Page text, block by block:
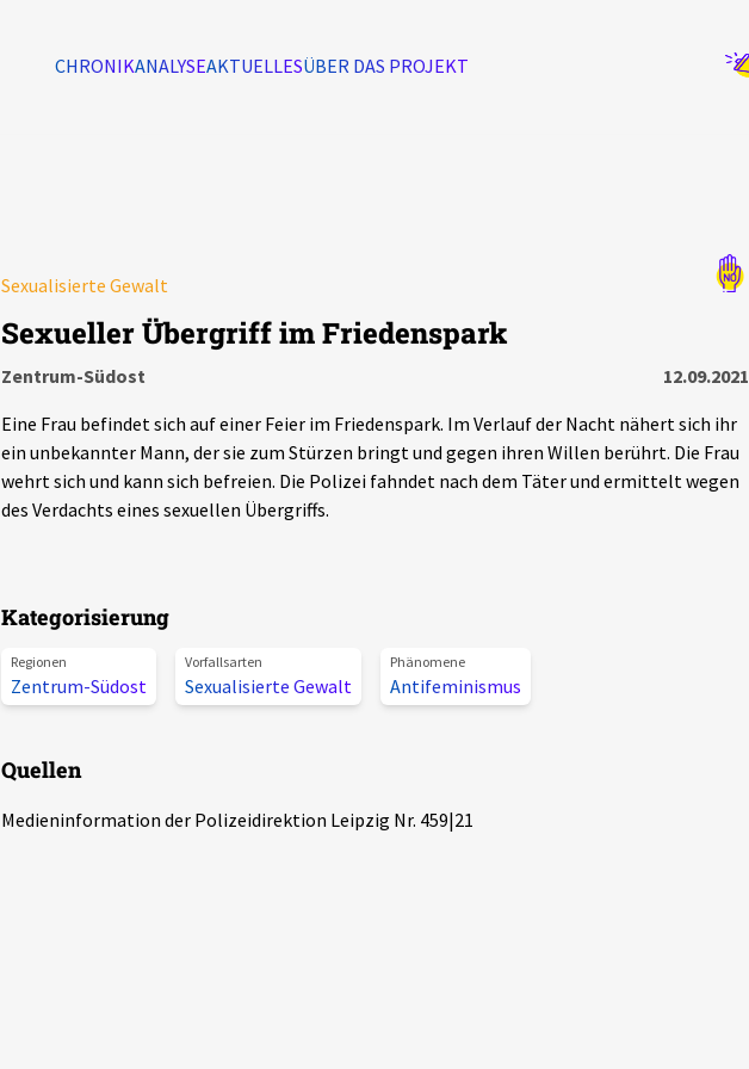
CHRONIKANALYSEAKTUELLESÜBER DAS PROJEKT
Sexualisierte Gewalt
Sexueller Übergriff im Friedenspark
Zentrum-Südost
12.09.2021
Eine Frau befindet sich auf einer Feier im Friedenspark. Im Verlauf der Nacht nähert sich ihr
ein unbekannter Mann, der sie zum Stürzen bringt und gegen ihren Willen berührt. Die Frau
wehrt sich und kann sich befreien. Die Polizei fahndet nach dem Täter und ermittelt wegen
des Verdachts eines sexuellen Übergriffs.
Kategorisierung
Regionen
Zentrum-Südost
Vorfallsarten
Sexualisierte Gewalt
Phänomene
Antifeminismus
Quellen
Medieninformation der Polizeidirektion Leipzig Nr. 459|21